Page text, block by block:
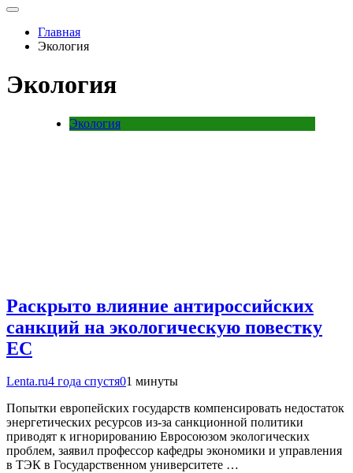
Главная
Экология
Экология
Экология
Раскрыто влияние антироссийских
санкций на экологическую повестку
ЕС
Lenta.ru4 года спустя01 минуты
Попытки европейских государств компенсировать недостаток
энергетических ресурсов из-за санкционной политики
приводят к игнорированию Евросоюзом экологических
проблем, заявил профессор кафедры экономики и управления
в ТЭК в Государственном университете …